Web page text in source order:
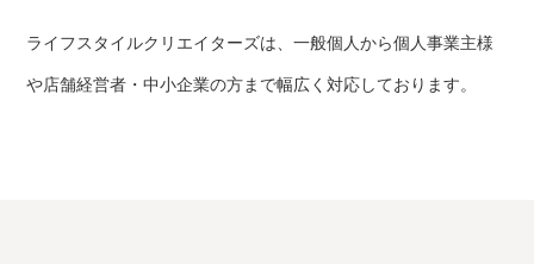
ライフスタイルクリエイターズは、一般個人から個人事業主様
や店舗経営者・中小企業の方まで幅広く対応しております。